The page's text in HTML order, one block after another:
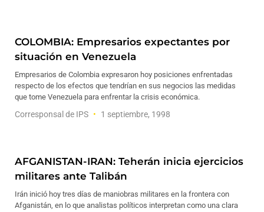
COLOMBIA: Empresarios expectantes por
situación en Venezuela
Empresarios de Colombia expresaron hoy posiciones enfrentadas
respecto de los efectos que tendrían en sus negocios las medidas
que tome Venezuela para enfrentar la crisis económica.
Corresponsal de IPS 1 septiembre, 1998
AFGANISTAN-IRAN: Teherán inicia ejercicios
militares ante Talibán
Irán inició hoy tres días de maniobras militares en la frontera con
Afganistán, en lo que analistas políticos interpretan como una clara